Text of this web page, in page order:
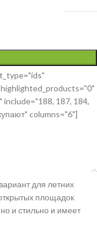
include="188, 187, 184,
columns="6"]
для летних
площадок
и стильно и имеет